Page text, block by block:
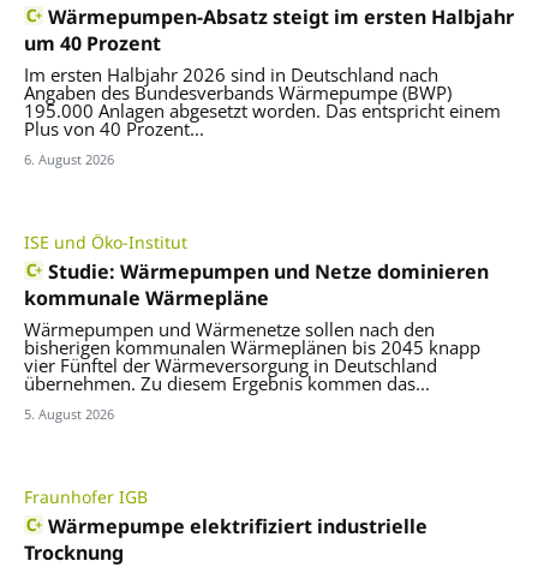
Wärmepumpen-Absatz steigt im ersten Halbjahr
um 40 Prozent
Im ersten Halbjahr 2026 sind in Deutschland nach
Angaben des Bundesverbands Wärmepumpe (BWP)
195.000 Anlagen abgesetzt worden. Das entspricht einem
Plus von 40 Prozent...
6. August 2026
ISE und Öko-Institut
Studie: Wärmepumpen und Netze dominieren
kommunale Wärmepläne
Wärmepumpen und Wärmenetze sollen nach den
bisherigen kommunalen Wärmeplänen bis 2045 knapp
vier Fünftel der Wärmeversorgung in Deutschland
übernehmen. Zu diesem Ergebnis kommen das...
5. August 2026
Fraunhofer IGB
Wärmepumpe elektrifiziert industrielle
Trocknung